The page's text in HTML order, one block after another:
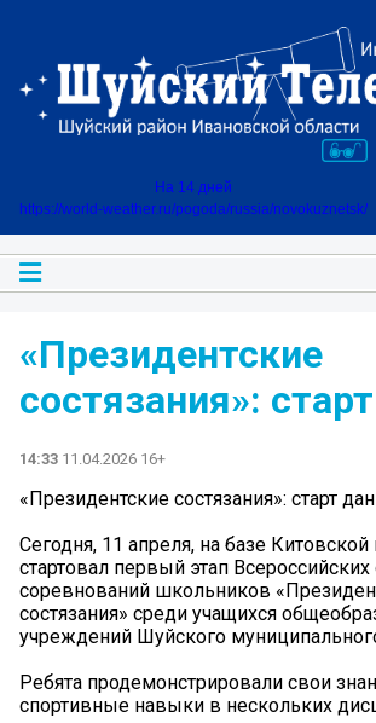
На 14 дней
https://world-weather.ru/pogoda/russia/novokuznetsk/
«Президентские
состязания»:
14:33 11.04.2026 16+
«Президентские состязания»: старт
Сегодня, 11 апреля, на базе
стартовал первый этап
соревнований школьников
состязания» среди учащихся
учреждений Шуйского
Ребята продемонстрировали свои
спортивные навыки в нескольких